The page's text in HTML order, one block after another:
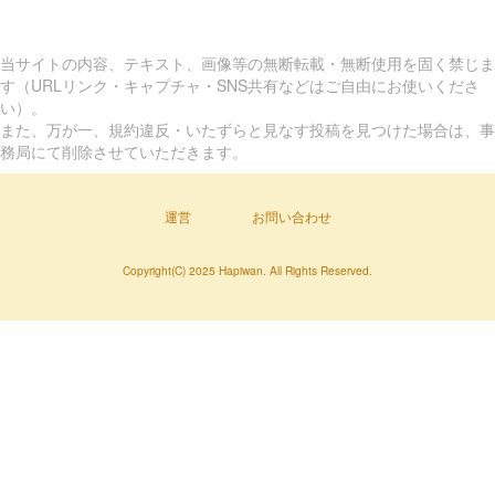
当サイトの内容、テキスト、画像等の無断転載・無断使用を固く禁じま
す（URLリンク・キャプチャ・SNS共有などはご自由にお使いくださ
い）。
また、万が一、規約違反・いたずらと見なす投稿を見つけた場合は、事
務局にて削除させていただきます。
運営 お問い合わせ
Copyright(C) 2025 Hapiwan. All Rights Reserved.